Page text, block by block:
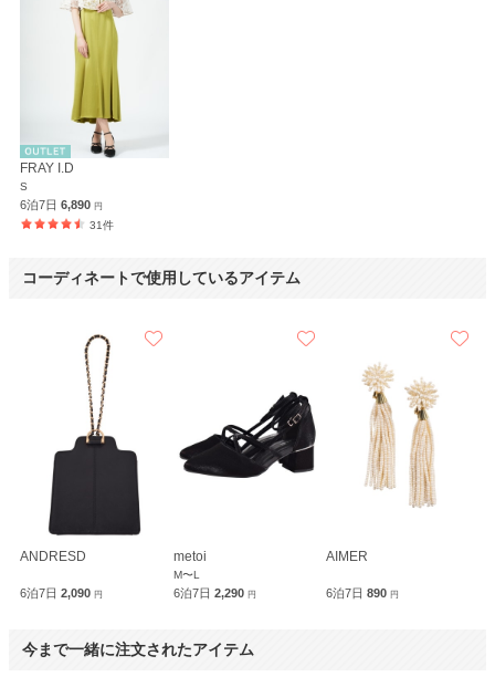
いつもお世話になっています。
また利用させていただきます。
【一緒に注文した商品】
Hermoso luxe
FRAY I.D
S
6泊7日 6,890 円
31件
コーディネートで使用しているアイテム
ANDRESD
6泊7日 2,090 円
metoi
M〜L
6泊7日 2,290 円
AIMER
6泊7日890円
今まで一緒に注文されたアイテム